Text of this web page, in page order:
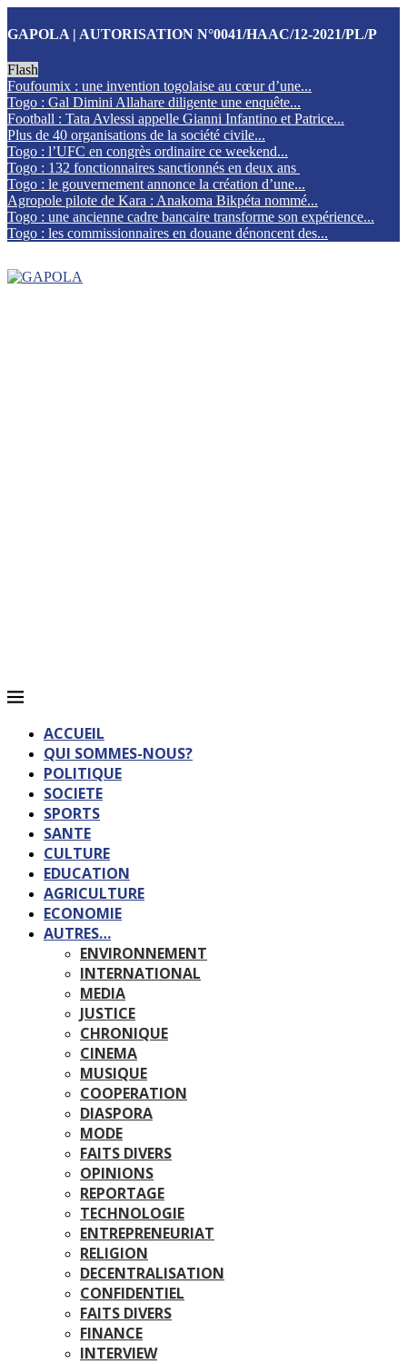
GAPOLA | AUTORISATION N°0041/HAAC/12-2021/PL/P
Flash
Foufoumix : une invention togolaise au cœur d’une...
Togo : Gal Dimini Allahare diligente une enquête...
Football : Tata Avlessi appelle Gianni Infantino et Patrice...
Plus de 40 organisations de la société civile...
Togo : l’UFC en congrès ordinaire ce weekend...
Togo : 132 fonctionnaires sanctionnés en deux ans
Togo : le gouvernement annonce la création d’une...
Agropole pilote de Kara : Anakoma Bikpéta nommé...
Togo : une ancienne cadre bancaire transforme son expérience...
Togo : les commissionnaires en douane dénoncent des...
ACCUEIL
QUI SOMMES-NOUS?
POLITIQUE
SOCIETE
SPORTS
SANTE
CULTURE
EDUCATION
AGRICULTURE
ECONOMIE
AUTRES…
ENVIRONNEMENT
INTERNATIONAL
MEDIA
JUSTICE
CHRONIQUE
CINEMA
MUSIQUE
COOPERATION
DIASPORA
MODE
FAITS DIVERS
OPINIONS
REPORTAGE
TECHNOLOGIE
ENTREPRENEURIAT
RELIGION
DECENTRALISATION
CONFIDENTIEL
FAITS DIVERS
FINANCE
INTERVIEW